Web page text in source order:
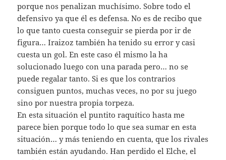
porque nos penalizan muchísimo. Sobre todo el
defensivo ya que él es defensa. No es de recibo que
lo que tanto cuesta conseguir se pierda por ir de
figura… Iraizoz también ha tenido su error y casi
cuesta un gol. En este caso él mismo la ha
solucionado luego con una parada pero… no se
puede regalar tanto. Si es que los contrarios
consiguen puntos, muchas veces, no por su juego
sino por nuestra propia torpeza.
En esta situación el puntito raquítico hasta me
parece bien porque todo lo que sea sumar en esta
situación… y más teniendo en cuenta, que los rivales
también están ayudando. Han perdido el Elche, el